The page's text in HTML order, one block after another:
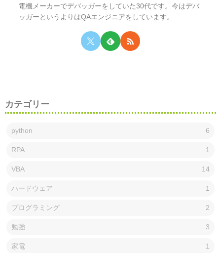
電機メーカーでデバッガーをしていた30代です。今はデバ
ッガーというよりはQAエンジニアをしています。
カテゴリー
python 6
RPA 1
VBA 14
ハードウェア 1
プログラミング 2
勉強 3
家電 1